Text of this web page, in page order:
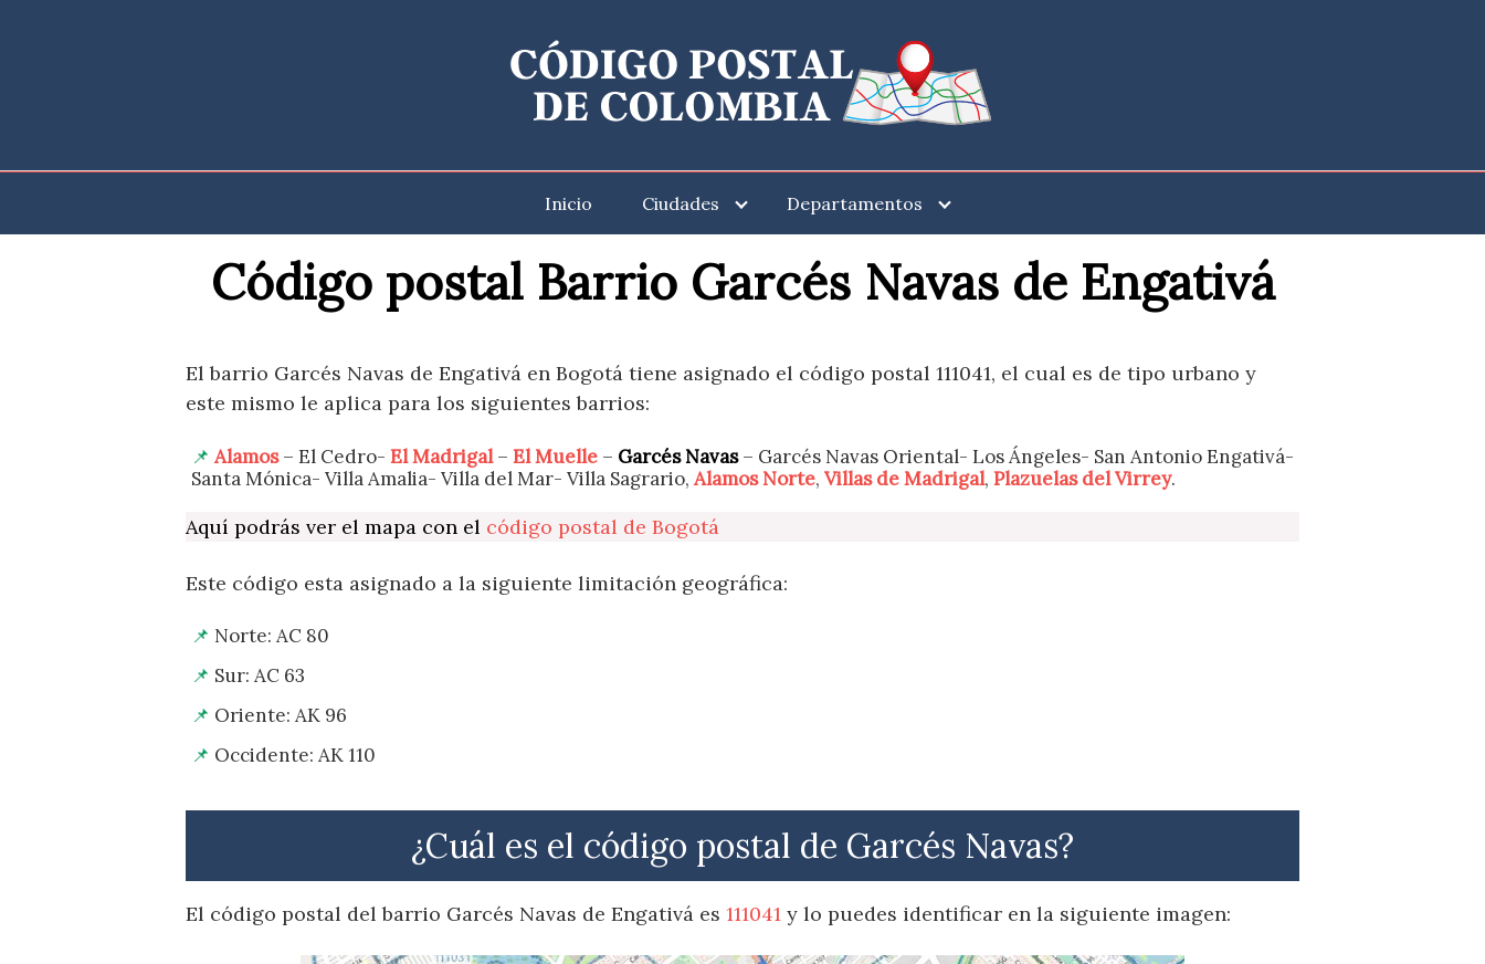
Inicio Ciudades Departamentos
Código postal Barrio Garcés Navas de Engativá
El barrio Garcés Navas de Engativá en Bogotá tiene asignado el código postal 111041, el cual es de tipo urbano y
este mismo le aplica para los siguientes barrios:
Alamos– El Cedro- El Madrigal– El Muelle – Garcés Navas– Garcés Navas Oriental- Los Ángeles- San Antonio Engativá-
Santa Mónica- Villa Amalia- Villa del Mar- Villa Sagrario, Alamos Norte, Villas de Madrigal, Plazuelas del Virrey.
Aquí podrás ver el mapa con el código postal de Bogotá
Este código esta asignado a la siguiente limitación geográfica:
Norte: AC 80
Sur: AC 63
Oriente: AK 96
Occidente: AK 110
¿Cuál es el código postal de Garcés Navas?
El código postal del barrio Garcés Navas de Engativá es 111041 y lo puedes identificar en la siguiente imagen: